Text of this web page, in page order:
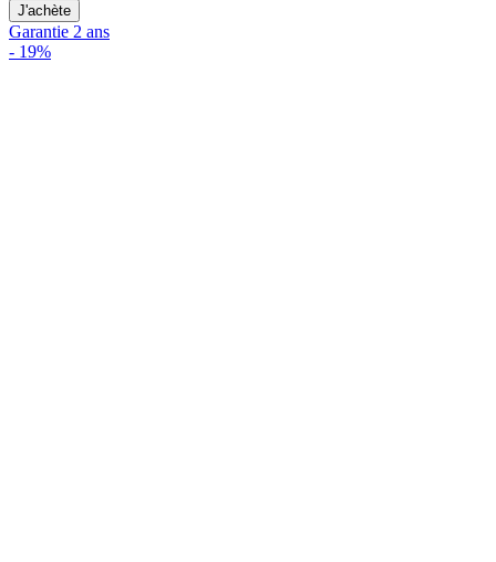
J'achète
Garantie 2 ans
- 19%